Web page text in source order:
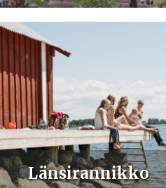
Länsirannikko